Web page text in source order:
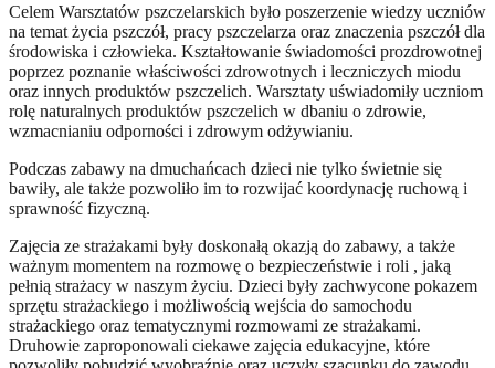
Celem Warsztatów pszczelarskich było poszerzenie wiedzy uczniów
na temat życia pszczół, pracy pszczelarza oraz znaczenia pszczół dla
środowiska i człowieka. Kształtowanie świadomości prozdrowotnej
poprzez poznanie właściwości zdrowotnych i leczniczych miodu
oraz innych produktów pszczelich. Warsztaty uświadomiły uczniom
rolę naturalnych produktów pszczelich w dbaniu o zdrowie,
wzmacnianiu odporności i zdrowym odżywianiu.
Podczas zabawy na dmuchańcach dzieci nie tylko świetnie się
bawiły, ale także pozwoliło im to rozwijać koordynację ruchową i
sprawność fizyczną.
Zajęcia ze strażakami były doskonałą okazją do zabawy, a także
ważnym momentem na rozmowę o bezpieczeństwie i roli , jaką
pełnią strażacy w naszym życiu. Dzieci były zachwycone pokazem
sprzętu strażackiego i możliwością wejścia do samochodu
strażackiego oraz tematycznymi rozmowami ze strażakami.
Druhowie zaproponowali ciekawe zajęcia edukacyjne, które